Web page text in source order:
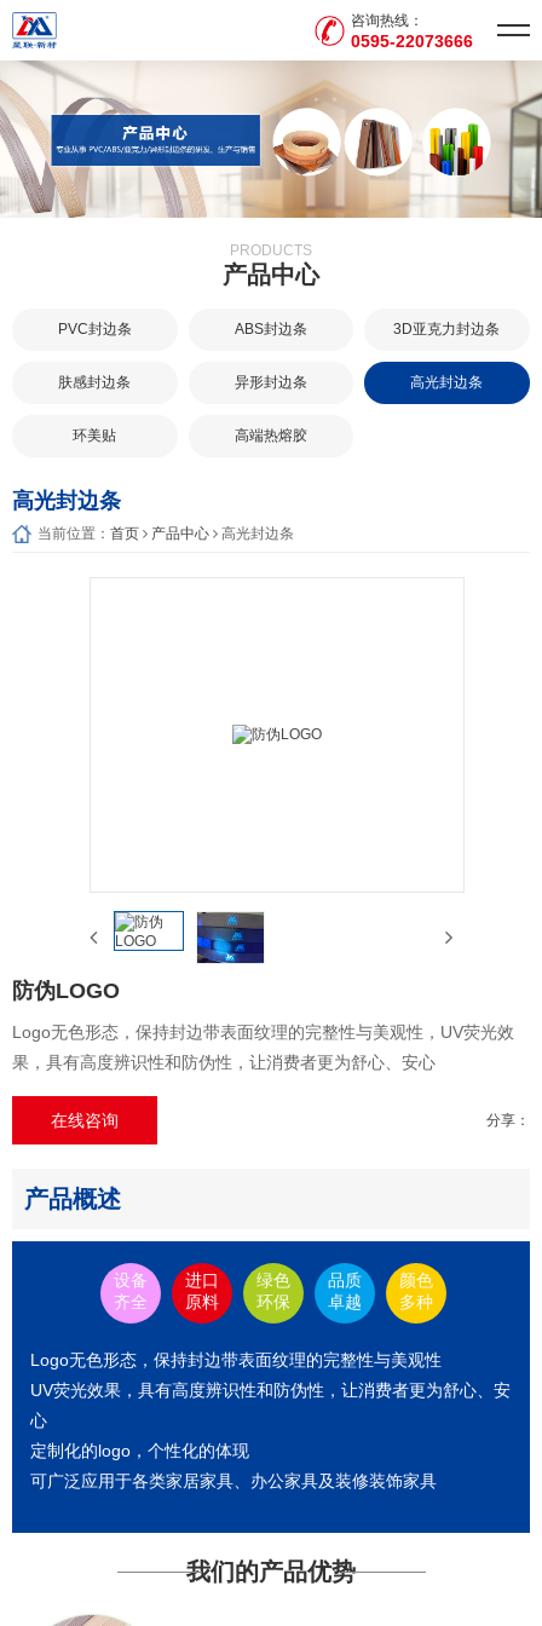
咨询热线：
0595-22073666
PRODUCTS
产品中心
PVC封边条 ABS封边条 3D亚克力封边条
肤感封边条 异形封边条 高光封边条
环美贴 高端热熔胶
高光封边条
当前位置： 首页 产品中心 高光封边条
防伪LOGO
Logo无色形态，保持封边带表面纹理的完整性与美观性，UV荧光效
果，具有高度辨识性和防伪性，让消费者更为舒心、安心
在线咨询 分享：
产品概述
设备
齐全
进口
原料
绿色
环保
品质
卓越
颜色
多种
Logo无色形态，保持封边带表面纹理的完整性与美观性
UV荧光效果，具有高度辨识性和防伪性，让消费者更为舒心、安
心
定制化的logo ，个性化的体现
可广泛应用于各类家居家具、办公家具及装修装饰家具
我们的产品优势